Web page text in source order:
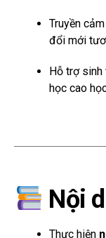
Truyền
đổi mới
Hỗ trợ
học cao
Nội
Thực hiện